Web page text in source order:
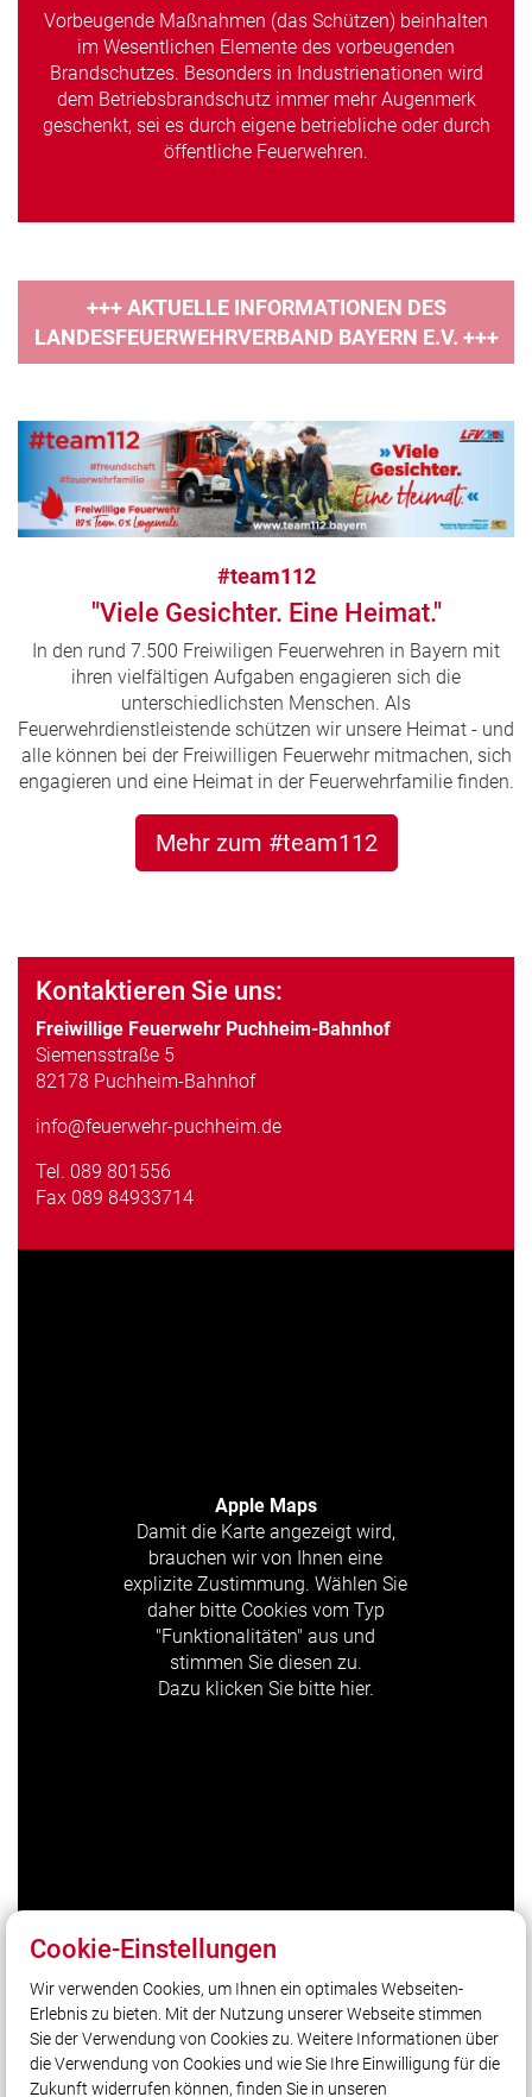
Vorbeugende Maßnahmen (das Schützen) beinhalten
im Wesentlichen Elemente des vorbeugenden
Brandschutzes. Besonders in Industrienationen wird
dem Betriebsbrandschutz immer mehr Augenmerk
geschenkt, sei es durch eigene betriebliche oder durch
öffentliche Feuerwehren.
+++ AKTUELLE INFORMATIONEN DES
LANDESFEUERWEHRVERBAND BAYERN E.V. +++
#team112
"Viele Gesichter. Eine Heimat."
In den rund 7.500 Freiwiligen Feuerwehren in Bayern mit
ihren vielfältigen Aufgaben engagieren sich die
unterschiedlichsten Menschen. Als
Feuerwehrdienstleistende schützen wir unsere Heimat - und
alle können bei der Freiwilligen Feuerwehr mitmachen, sich
engagieren und eine Heimat in der Feuerwehrfamilie finden.
Mehr zum #team112
Kontaktieren Sie uns:
Freiwillige Feuerwehr Puchheim-Bahnhof
Siemensstraße 5
82178 Puchheim-Bahnhof
info@feuerwehr-puchheim.de
Tel. 089 801556
Fax 089 84933714
Apple Maps
Damit die Karte angezeigt wird,
brauchen wir von Ihnen eine
explizite Zustimmung. Wählen Sie
daher bitte Cookies vom Typ
"Funktionalitäten" aus und
stimmen Sie diesen zu.
Dazu klicken Sie bitte hier.
Unser Leitsatz
Cool genug…
…für ein heißes Hobby?
Cookie-Einstellungen
Wir verwenden Cookies, um Ihnen ein optimales Webseiten-
Erlebnis zu bieten. Mit der Nutzung unserer Webseite stimmen
Sie der Verwendung von Cookies zu. Weitere Informationen über
die Verwendung von Cookies und wie Sie Ihre Einwilligung für die
Zukunft widerrufen können, finden Sie in unseren